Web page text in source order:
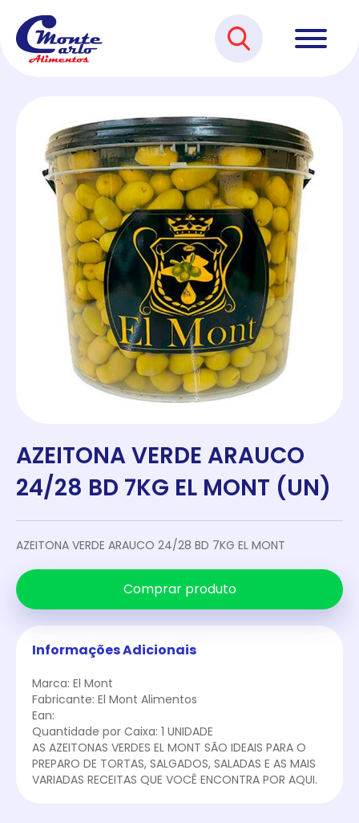
AZEITONA VERDE ARAUCO
24/28 BD 7KG EL MONT (UN)
AZEITONA VERDE ARAUCO 24/28 BD 7KG EL MONT
Comprar produto
Informações Adicionais
Marca: El Mont
Fabricante: El Mont Alimentos
Ean:
Quantidade por Caixa: 1 UNIDADE
AS AZEITONAS VERDES EL MONT SÃO IDEAIS PARA O
PREPARO DE TORTAS, SALGADOS, SALADAS E AS MAIS
VARIADAS RECEITAS QUE VOCÊ ENCONTRA POR AQUI.